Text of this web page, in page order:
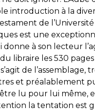
introduction à la
de
est une
à son lecteur
libraire les 530
de
et préalablement
lu pour lui même,
la tentation est